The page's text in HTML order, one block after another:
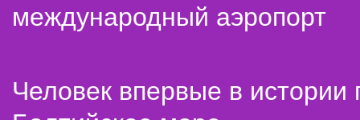
международный аэропорт
Человек впервые в истории